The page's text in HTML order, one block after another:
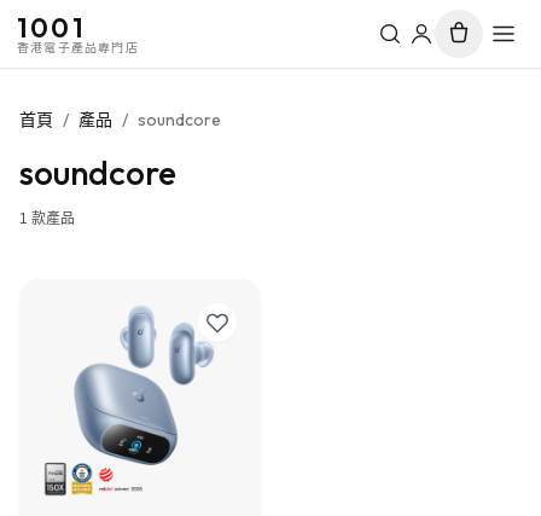
1001
香港電子產品專門店
首頁 / 產品 / soundcore
soundcore
1 款產品